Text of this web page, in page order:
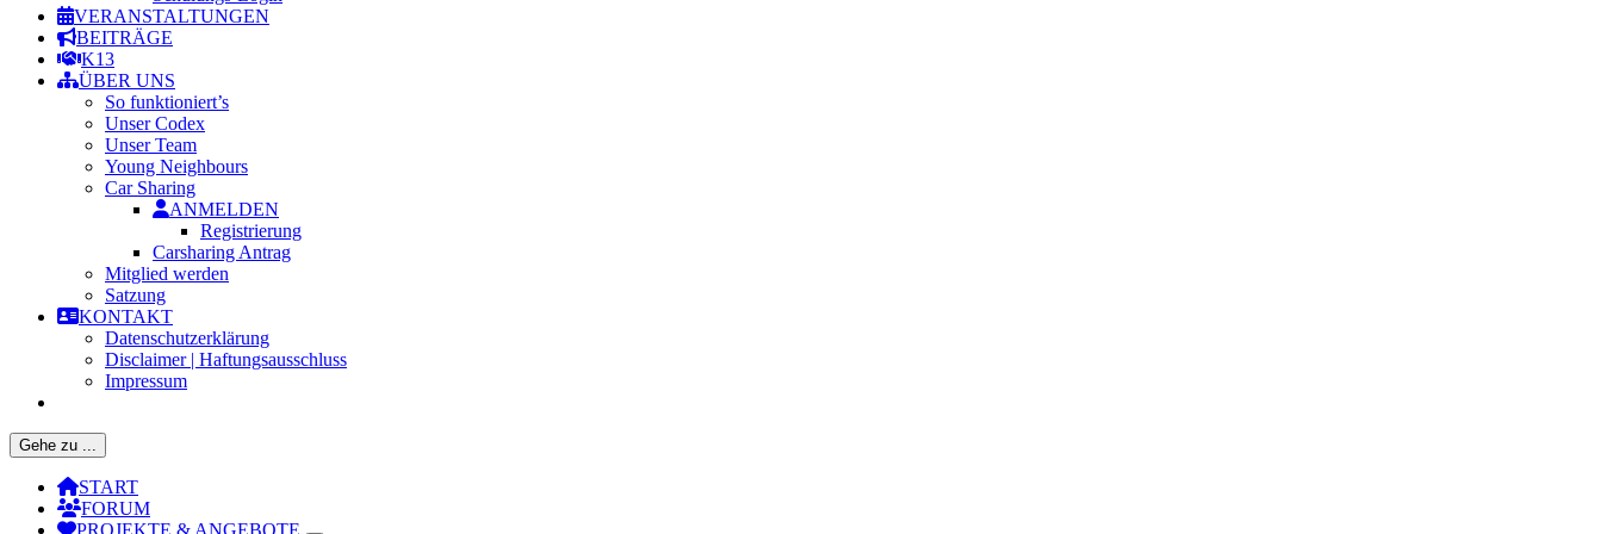
VERANSTALTUNGEN
BEITRÄGE
K13
ÜBER UNS
So funktioniert’s
Unser Codex
Unser Team
Young Neighbours
Car Sharing
ANMELDEN
Registrierung
Carsharing Antrag
Mitglied werden
Satzung
KONTAKT
Datenschutzerklärung
Disclaimer | Haftungsausschluss
Impressum
Gehe zu ...
START
FORUM